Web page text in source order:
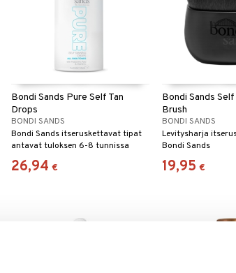
Bondi Sands Pure Self Tan
Drops
BONDI SANDS
Bondi Sands itseruskettavat tipat
antavat tuloksen 6-8 tunnissa
26,94 €
Bondi Sands
Brush
BONDI SANDS
Levitysharja
Bondi Sands
19,95 €